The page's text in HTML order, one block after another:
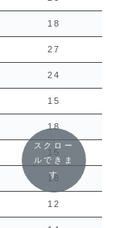
18
27
24
15
18
15
18
12
スクロー
ルできま
す